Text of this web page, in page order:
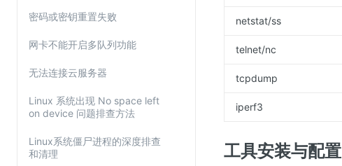
密码或密钥重置失败
网卡不能开启多队列功能
无法连接云服务器
Linux 系统出现 No space left
on device 问题排查方法
Linux系统僵尸进程的深度排查
和清理
渗透测试
DDoS原生高防
主机安全
Web应用防火墙(WAF)
密钥管理服务
netstat/ss
telnet/nc
tcpdump
iperf3
工具安装与配置